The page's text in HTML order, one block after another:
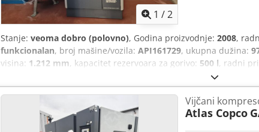
1 /2
Stanje: veoma dobro (polovno), Godina proizvodnje: 2008,
funkcionalan, broj mašine/vozila: API161729, ukupna dužina:
visina: 1.212 mm, kapacitet rezervoara za gorivo: 500 l, radni
dokumentacija/
prodaju kompresor ATLAS COPCO GA 11 VSD FF - Tip: GA 11
API161729 - Snaga: 11 kW Dwedsy Ud Ibjpfx Aclja Na prodaju
separatorom vazduha i ekspanzionim rezervoarom od 500
je potpuno ispravan. Mašina je priključena na mrežu i spremna
Vijčani
Atlas Copco